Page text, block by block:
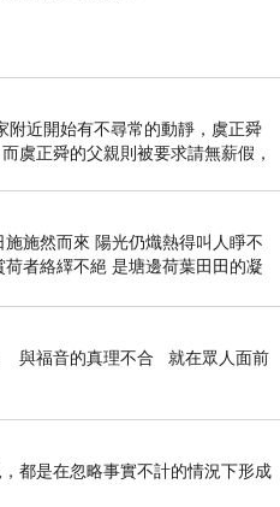
近開始有不尋常的動靜，虞正舜
虞正舜的父親則被要求請無薪假，
施施然而來 陽光仍熾熱得叫人睜不
荷者絡繹不絕 是塘邊荷葉田田的凝
映日荷花別樣紅
福音的真理不合 就在眾人面前
都是在忽略事實不計的情況下形成